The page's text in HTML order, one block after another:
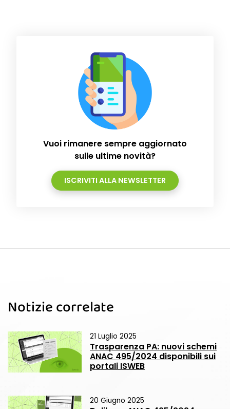
Vuoi rimanere sempre aggiornato
sulle ultime novità?
ISCRIVITI ALLA NEWSLETTER
Notizie correlate
21 Luglio 2025
Trasparenza PA: nuovi schemi
ANAC 495/2024 disponibili sui
portali ISWEB
20 Giugno 2025